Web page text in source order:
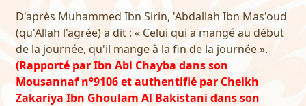
D'après Muhammed Ibn Sirin, 'Abdallah Ibn Mas'oud
(qu'Allah l'agrée) a dit : « Celui qui a mangé au début
de la journée, qu'il mange à la fin de la journée ».
(Rapporté par Ibn Abi Chayba dans son
Mousannaf n°9106 et authentifié par Cheikh
Zakariya Ibn Ghoulam Al Bakistani dans son